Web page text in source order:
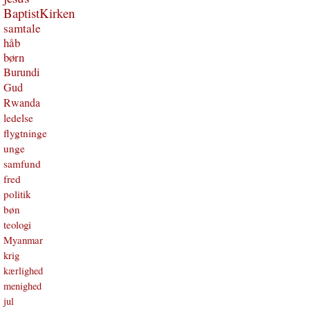
BaptistKirken
samtale
håb
børn
Burundi
Gud
Rwanda
ledelse
flygtninge
unge
samfund
fred
politik
bøn
teologi
Myanmar
krig
kærlighed
menighed
jul